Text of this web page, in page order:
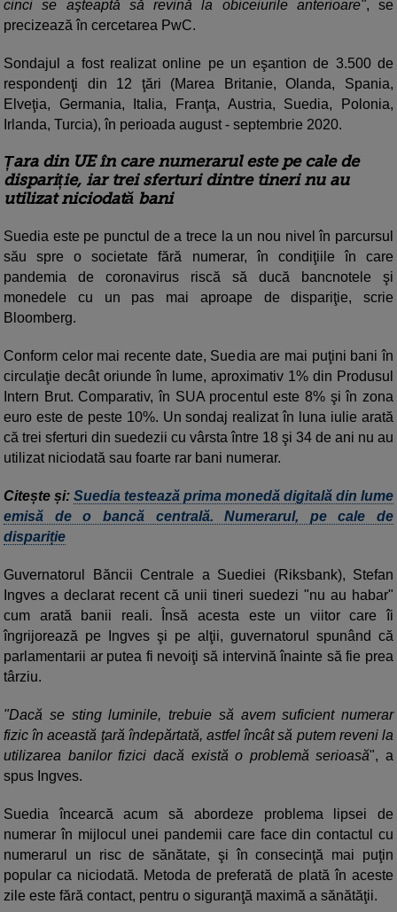
cinci se aşteaptă să revină la obiceiurile anterioare", se
precizează în cercetarea PwC.
Sondajul a fost realizat online pe un eşantion de 3.500 de
respondenţi din 12 ţări (Marea Britanie, Olanda, Spania,
Elveţia, Germania, Italia, Franţa, Austria, Suedia, Polonia,
Irlanda, Turcia), în perioada august - septembrie 2020.
Țara din UE în care numerarul este pe cale de
dispariție, iar trei sferturi dintre tineri nu au
utilizat niciodată bani
Suedia este pe punctul de a trece la un nou nivel în parcursul
său spre o societate fără numerar, în condiţiile în care
pandemia de coronavirus riscă să ducă bancnotele şi
monedele cu un pas mai aproape de dispariţie, scrie
Bloomberg.
Conform celor mai recente date, Suedia are mai puţini bani în
circulaţie decât oriunde în lume, aproximativ 1% din Produsul
Intern Brut. Comparativ, în SUA procentul este 8% şi în zona
euro este de peste 10%. Un sondaj realizat în luna iulie arată
că trei sferturi din suedezii cu vârsta între 18 şi 34 de ani nu au
utilizat niciodată sau foarte rar bani numerar.
Citește și: Suedia testează prima monedă digitală din lume
emisă de o bancă centrală. Numerarul, pe cale de
dispariție
Guvernatorul Băncii Centrale a Suediei (Riksbank), Stefan
Ingves a declarat recent că unii tineri suedezi "nu au habar"
cum arată banii reali. Însă acesta este un viitor care îi
îngrijorează pe Ingves şi pe alţii, guvernatorul spunând că
parlamentarii ar putea fi nevoiţi să intervină înainte să fie prea
târziu.
"Dacă se sting luminile, trebuie să avem suficient numerar
fizic în această ţară îndepărtată, astfel încât să putem reveni la
utilizarea banilor fizici dacă există o problemă serioasă", a
spus Ingves.
Suedia încearcă acum să abordeze problema lipsei de
numerar în mijlocul unei pandemii care face din contactul cu
numerarul un risc de sănătate, şi în consecinţă mai puţin
popular ca niciodată. Metoda de preferată de plată în aceste
zile este fără contact, pentru o siguranţă maximă a sănătăţii.